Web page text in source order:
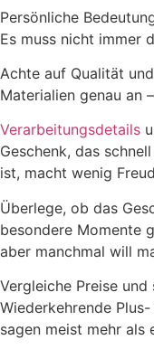
Persönliche
Es muss nicht immer
Achte auf Qualität
Materialien genau an
Verarbeitungsdetails
Geschenk, das
ist, macht wenig
Überlege, ob das
besondere Momente
aber manchmal will
Vergleiche Preise
Wiederkehrende
sagen meist mehr als